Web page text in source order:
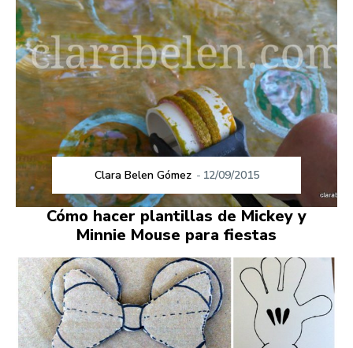
Clara Belen Gómez - 12/09/2015
Cómo hacer plantillas de Mickey y
Minnie Mouse para fiestas